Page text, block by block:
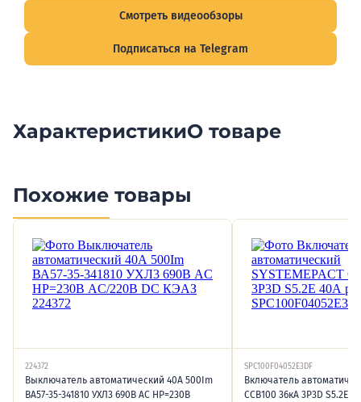
Смотреть видеообзоры
Подписаться на Telegram
ХарактеристикиО товаре
Похожие товары
224372
Выключатель автоматический 40А 500Im
ВА57-35-341810 УХЛ3 690В AC НР=230В
SPC100F04052E3DF
Включатель
CCB100 36кА 3P3D S5.2E